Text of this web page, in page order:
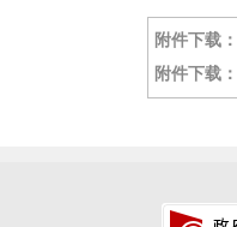
附件下载：
附件下载：